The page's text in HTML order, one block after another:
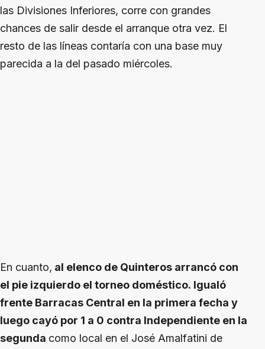
las Divisiones Inferiores, corre con grandes
chances de salir desde el arranque otra vez. El
resto de las líneas contaría con una base muy
parecida a la del pasado miércoles.
En cuanto, al elenco de Quinteros arrancó con
el pie izquierdo el torneo doméstico. Igualó
frente Barracas Central en la primera fecha y
luego cayó por 1 a 0 contra Independiente en la
segunda como local en el José Amalfatini de